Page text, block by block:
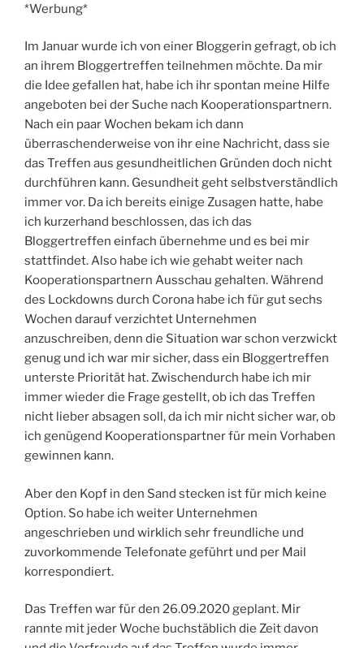
*Werbung*
Im Januar wurde ich von einer Bloggerin gefragt, ob ich
an ihrem Bloggertreffen teilnehmen möchte. Da mir
die Idee gefallen hat, habe ich ihr spontan meine Hilfe
angeboten bei der Suche nach Kooperationspartnern.
Nach ein paar Wochen bekam ich dann
überraschenderweise von ihr eine Nachricht, dass sie
das Treffen aus gesundheitlichen Gründen doch nicht
durchführen kann. Gesundheit geht selbstverständlich
immer vor. Da ich bereits einige Zusagen hatte, habe
ich kurzerhand beschlossen, das ich das
Bloggertreffen einfach übernehme und es bei mir
stattfindet. Also habe ich wie gehabt weiter nach
Kooperationspartnern Ausschau gehalten. Während
des Lockdowns durch Corona habe ich für gut sechs
Wochen darauf verzichtet Unternehmen
anzuschreiben, denn die Situation war schon verzwickt
genug und ich war mir sicher, dass ein Bloggertreffen
unterste Priorität hat. Zwischendurch habe ich mir
immer wieder die Frage gestellt, ob ich das Treffen
nicht lieber absagen soll, da ich mir nicht sicher war, ob
ich genügend Kooperationspartner für mein Vorhaben
gewinnen kann.
Aber den Kopf in den Sand stecken ist für mich keine
Option. So habe ich weiter Unternehmen
angeschrieben und wirklich sehr freundliche und
zuvorkommende Telefonate geführt und per Mail
korrespondiert.
Das Treffen war für den 26.09.2020 geplant. Mir
rannte mit jeder Woche buchstäblich die Zeit davon